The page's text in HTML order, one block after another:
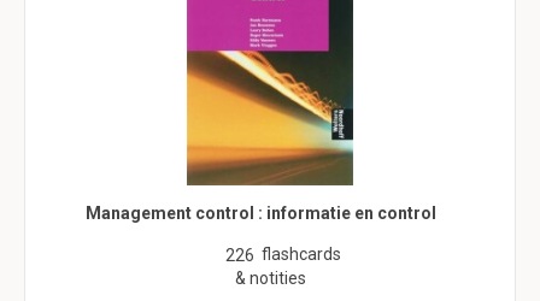
Management control : informatie en control
226 flashcards
& notities